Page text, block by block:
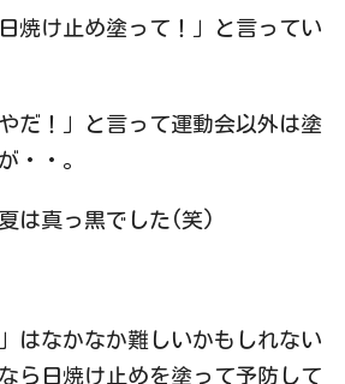
焼け止め塗って！」と言ってい
だ！」と言って運動会以外は塗
・・。
は真っ黒でした(笑)
はなかなか難しいかもしれない
ら日焼け止めを塗って予防して